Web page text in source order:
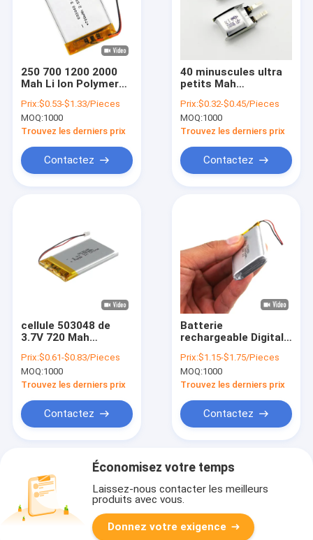
250 700 1200 2000
Mah Li Ion Polymer
rechargeables
Prix:$0.53-$1.33/Pieces
MOQ:1000
Trouvez les derniers prix
Contactez
40 minuscules ultra
petits Mah
Battery 3.7V pour
l'anneau futé
Prix:$0.32-$0.45/Pieces
MOQ:1000
Trouvez les derniers prix
Contactez
cellule 503048 de
3.7V 720 Mah
Lithium Polymer
Battery
Prix:$0.61-$0.83/Pieces
MOQ:1000
Trouvez les derniers prix
Contactez
Batterie
rechargeable Digital
lithium 3.7V pour
Bluetooth
Prix:$1.15-$1.75/Pieces
MOQ:1000
Trouvez les derniers prix
Contactez
Économisez votre temps
Laissez-nous contacter les meilleurs
produits avec vous.
Donnez votre exigence